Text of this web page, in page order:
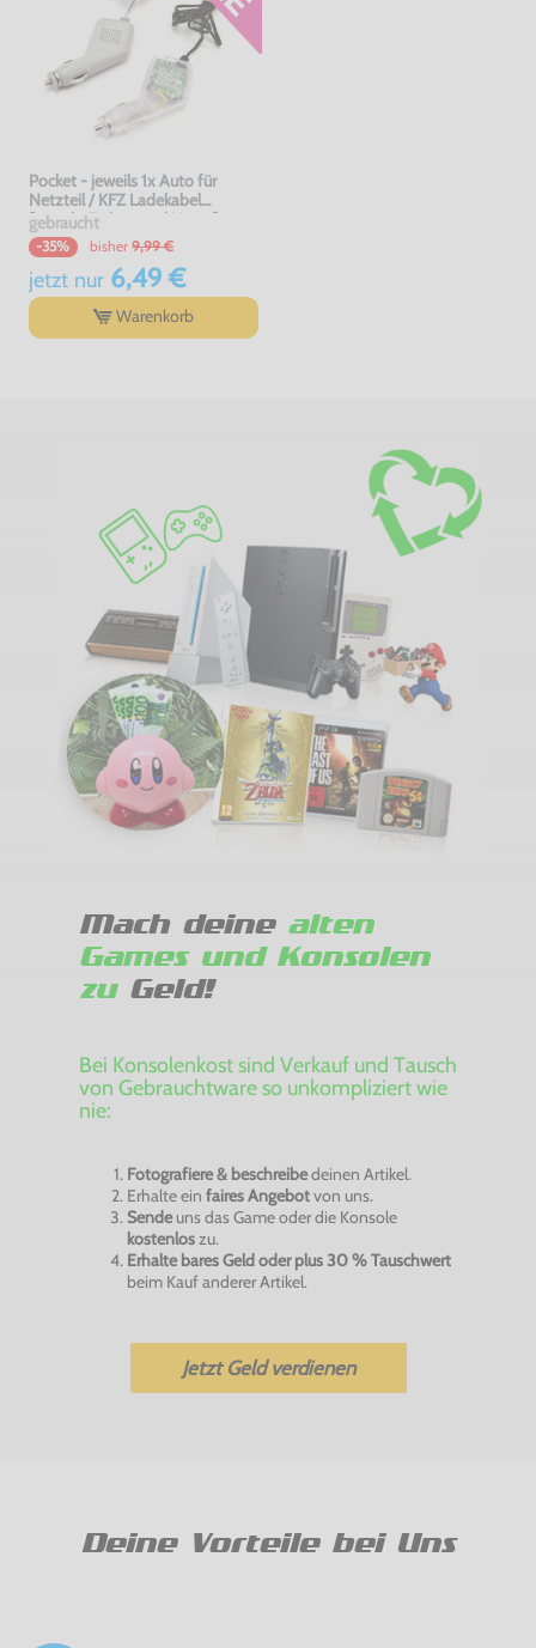
Pocket - jeweils 1x Auto für
Netzteil / KFZ Ladekabel
[versch. Farben und Herst.]
gebraucht
-35% bisher 9,99 €
jetzt nur6,49 €
Warenkorb
Mach deine alten
Games und Konsolen
zuGeld!
Bei Konsolenkost sind Verkauf und Tausch
von Gebrauchtware so unkompliziert wie
nie:
Fotografiere & beschreibedeinen Artikel.
Erhalte ein faires Angebotvon uns.
Sendeuns das Game oder die Konsole
kostenloszu.
Erhalte bares Geld oder plus 30 % Tauschwert
beim Kauf anderer Artikel.
Jetzt Geld verdienen
Deine Vorteile bei Uns